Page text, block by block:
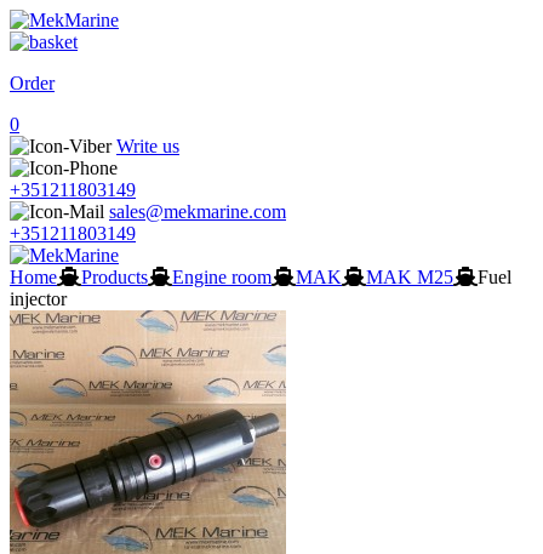
Order
0
Write us
+351211803149
sales@mekmarine.com
+351211803149
Home Products Engine room MAK MAK M25
Fuel
injector